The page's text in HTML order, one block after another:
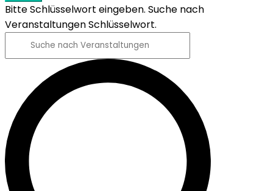
Bitte Schlüsselwort eingeben. Suche nach
Veranstaltungen Schlüsselwort.